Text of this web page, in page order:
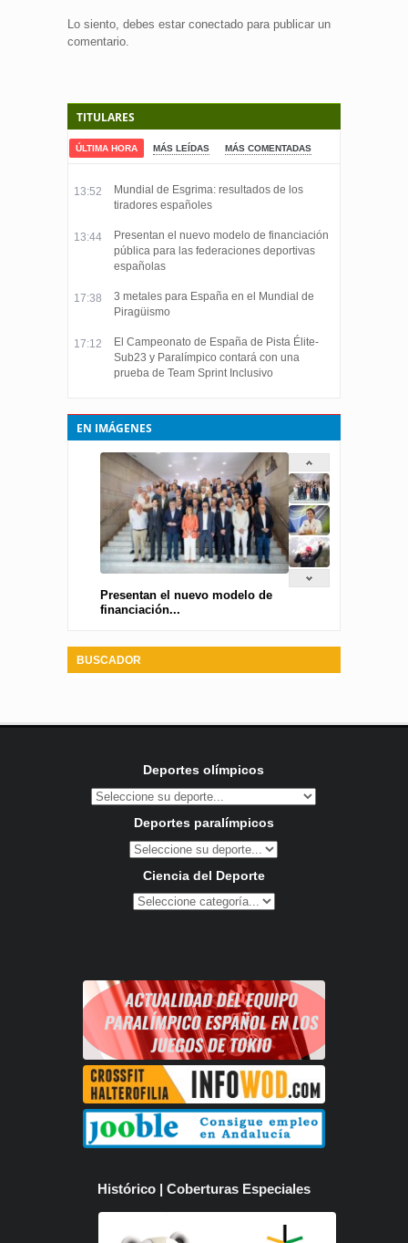
Lo siento, debes estar conectado para publicar un
comentario.
TITULARES
ÚLTIMA HORA MÁS LEÍDAS MÁS COMENTADAS
13:52
Mundial de Esgrima: resultados de los
tiradores españoles
13:44
Presentan el nuevo modelo de financiación
pública para las federaciones deportivas
españolas
17:38
3 metales para España en el Mundial de
Piragüismo
17:12
El Campeonato de España de Pista Élite-
Sub23 y Paralímpico contará con una
prueba de Team Sprint Inclusivo
EN IMÁGENES
Presentan el nuevo modelo de
financiación...
BUSCADOR
Deportes olímpicos
Deportes paralímpicos
Ciencia del Deporte
Histórico | Coberturas Especiales